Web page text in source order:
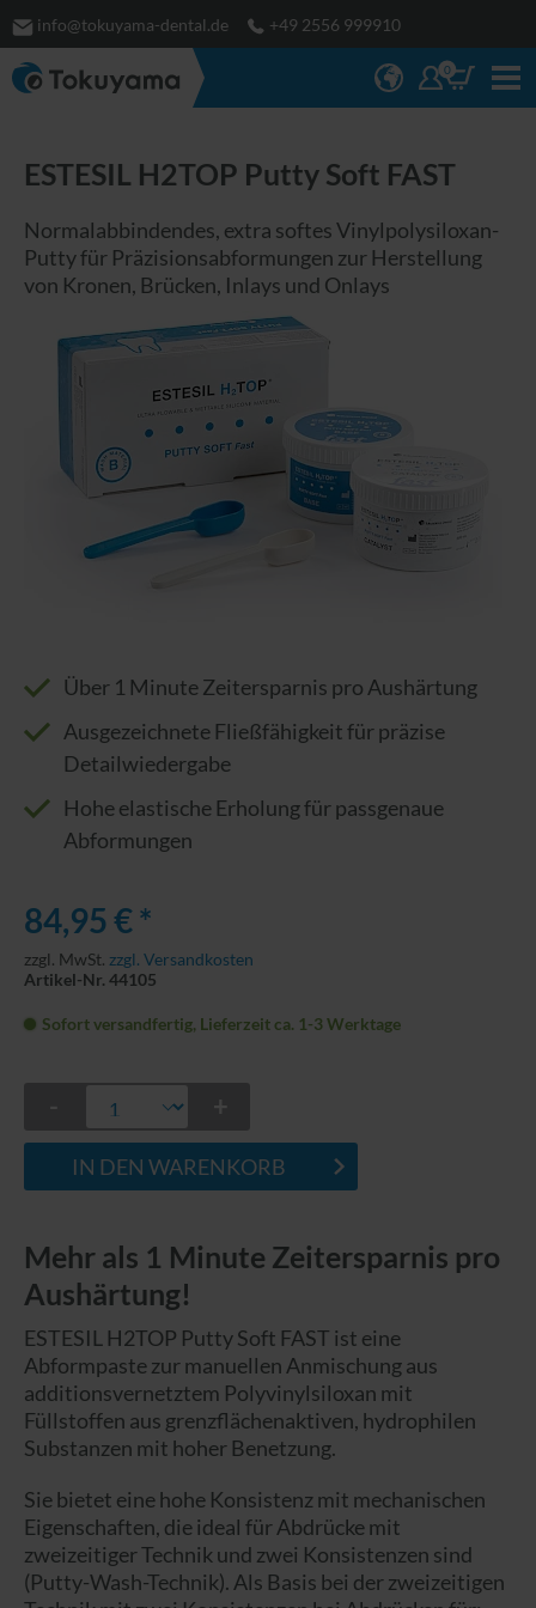
info@tokuyama-dental.de +49 2556 999910
0
ESTESIL H2TOP Putty Soft FAST
Normalabbindendes, extra softes Vinylpolysiloxan-
Putty für Präzisionsabformungen zur Herstellung
von Kronen, Brücken, Inlays und Onlays
Über 1 Minute Zeitersparnis pro Aushärtung
Ausgezeichnete Fließfähigkeit für präzise
Detailwiedergabe
Hohe elastische Erholung für passgenaue
Abformungen
84,95 € *
zzgl. MwSt. zzgl. Versandkosten
Artikel-Nr. 44105
Sofort versandfertig, Lieferzeit ca. 1-3 Werktage
IN DEN WARENKORB
Mehr als 1 Minute Zeitersparnis pro
Aushärtung!
ESTESIL H2TOP Putty Soft FAST ist eine
Abformpaste zur manuellen Anmischung aus
additionsvernetztem Polyvinylsiloxan mit
Füllstoffen aus grenzflächenaktiven, hydrophilen
Substanzen mit hoher Benetzung.
Sie bietet eine hohe Konsistenz mit mechanischen
Eigenschaften, die ideal für Abdrücke mit
zweizeitiger Technik und zwei Konsistenzen sind
(Putty-Wash-Technik). Als Basis bei der zweizeitigen